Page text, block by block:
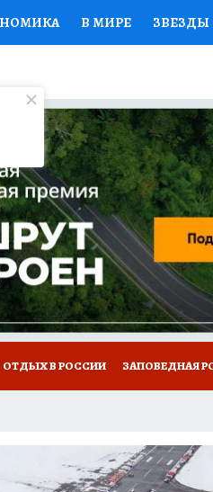
В МИРЕ ЗВЕЗДЫ
СЕМЬЯ ЖЕНСКИЕ
СПЕЦПРОЕКТЫ
РАБОТА У НАС
ОТДЫХ В РОССИИ ЗАПОВЕДНАЯ